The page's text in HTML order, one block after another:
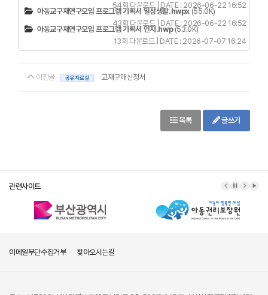
54회 다운로드 | DATE : 2026-06-22 16:52
아동교구재연구모임 프로그램 기획서 일상생활.hwpx (55.0K)
43회 다운로드 | DATE : 2026-06-22 16:52
아동교구재연구모임 프로그램 기획서 인지.hwp(53.0K)
13회 다운로드 | DATE : 2026-07-07 16:24
이전글 공유자료실 교재구매신청서
목록 글쓰기
관련사이트
이메일무단수집거부 찾아오시는길